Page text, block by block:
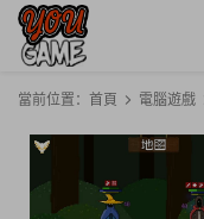
當前位置： 首頁 電腦遊戲